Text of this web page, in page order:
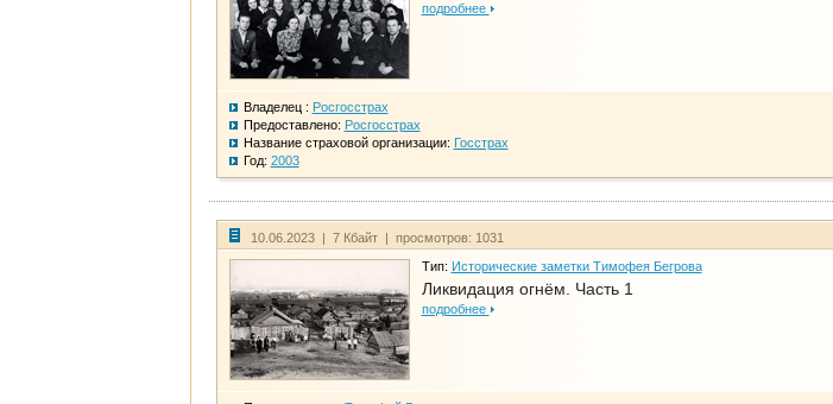
подробнее
Владелец : Росгосстрах
Предоставлено: Росгосстрах
Название страховой организации: Госстрах
Год: 2003
10.06.2023 | 7 Кбайт | просмотров: 1031
Тип: Исторические заметки Тимофея Бегрова
Ликвидация огнём. Часть 1
подробнее